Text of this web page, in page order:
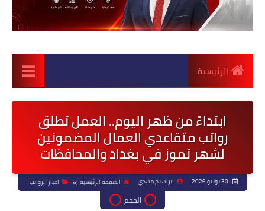
الرئيسية
ابتداءً من ظهر اليوم.. العمل تطلق
رواتب متقاعدي العمال المضمونين
لشهر تموز في بغداد والمحافظات
30 يونيو 2026 ابراهيم مهدي الصفحة الرئيسية اخبار الرواتب
الحجم